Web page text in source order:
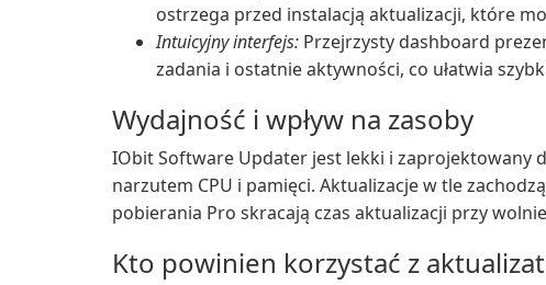
ostrzega przed instalacją aktualizacji, które
Intuicyjny interfejs: Przejrzysty dashboard
zadania i ostatnie aktywności, co ułatwia
Wydajność i wpływ na zasoby
IObit Software Updater jest lekki i zaprojektowany
narzutem CPU i pamięci. Aktualizacje w tle
pobierania Pro skracają czas aktualizacji przy
Kto powinien korzystać z